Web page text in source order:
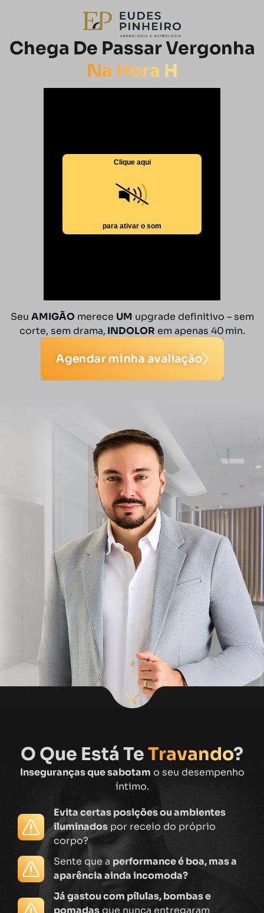
Chega De Passar Vergonha
Na Hora H
Seu AMIGÃOmerece UM upgrade definitivo – sem
corte, sem drama, INDOLORem apenas 40 min.
Agendar minha avaliação
O Que Está TeTravando?
Inseguranças que sabotam o seu desempenho
íntimo.
Evita certas posições ou ambientes
iluminados por receio do próprio
corpo?
Sente que a performance é boa, mas a
aparência ainda incomoda?
Já gastou com pílulas, bombas e
pomadasque nunca entregaram